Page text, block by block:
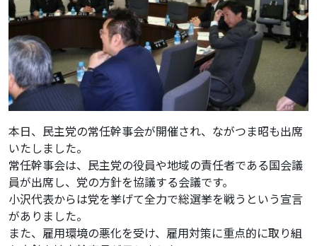
本日、民主党の常任幹事会が開催され、ながつま昭も出席
いたしました。
常任幹事会は、民主党の役員や地域の責任者である国会議
員が出席し、党の方針を協議する会議です。
小沢代表からは党を挙げて全力で総選挙を戦うという宣言
がありました。
また、雇用環境の悪化を受け、雇用対策に重点的に取り組